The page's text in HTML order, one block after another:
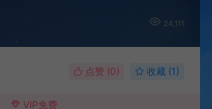
24,111
点赞 (0) 收藏 (1)
VIP免费